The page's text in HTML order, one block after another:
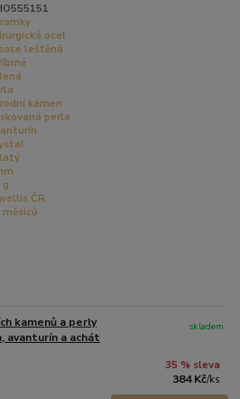
ocel
leštěná
kámen
perla
g
ČR
měsíců
kamenů a perly
avanturín a achát
35 % sleva
384 Kč/ks
skladem